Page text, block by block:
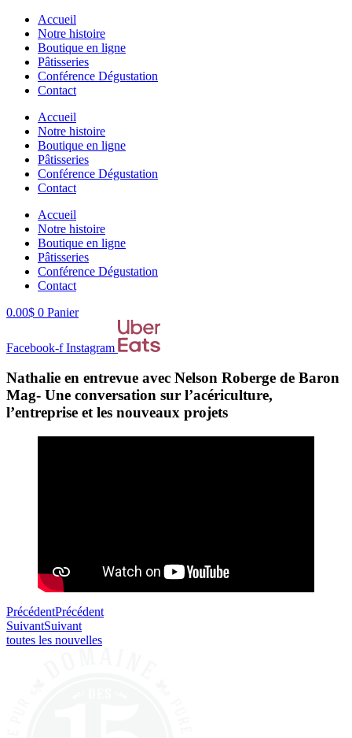
Aller
contenu
Accueil
Notre histoire
Boutique en ligne
Pâtisseries
Conférence Dégustation
Contact
Accueil
Notre histoire
Boutique en ligne
Pâtisseries
Conférence Dégustation
Contact
Accueil
Notre histoire
Boutique en ligne
Pâtisseries
Conférence Dégustation
Contact
0.00$ 0 Panier
Facebook-f Instagram
Nathalie en entrevue avec Nelson Roberge de Baron
Mag- Une conversation sur l’acériculture,
l’entreprise et les nouveaux projets
PrécédentPrécédent
SuivantSuivant
toutes les nouvelles